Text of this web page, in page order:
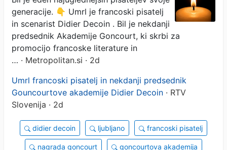
generacije. 👇 Umrl je francoski pisatelj
in scenarist Didier Decoin . Bil je nekdanji
predsednik Akademije Goncourt, ki skrbi za
promocijo francoske literature in
… · Metropolitan.si · 2d
Umrl francoski pisatelj in nekdanji predsednik
Gouncourtove akademije Didier Decoin · RTV
Slovenija · 2d
didier decoin ljubljano francoski pisatelj
nagrada goncourt goncourtova akademija